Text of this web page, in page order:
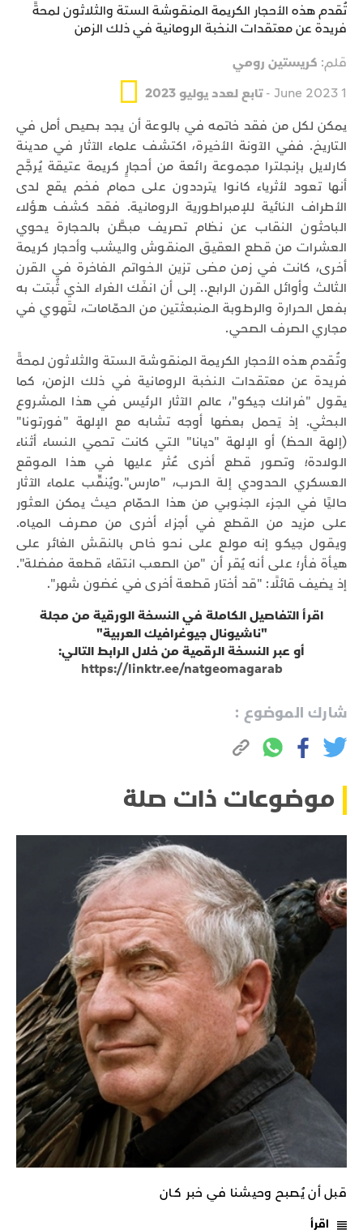
تُقدم هذه الأحجار الكريمة المنقوشة الستة والثلاثون لمحةً
فريدة عن معتقدات النخبة الرومانية في ذلك الزمن
قلم: كريستين رومي
1 June 2023 -
تابع لعدد يوليو 2023
يمكن لكل من فقد خاتمه في بالوعة أن يجد بصيص أمل في
التاريخ. ففي الآونة الأخيرة، اكتشف علماء الآثار في مدينة
كارلايل بإنجلترا مجموعة رائعة من أحجارٍ كريمة عتيقة يُرجَّح
أنها تعود لأثرياء كانوا يترددون على حمام فخم يقع لدى
الأطراف النائية للإمبراطورية الرومانية. فقد كشف هؤلاء
الباحثون النقاب عن نظام تصريف مبطَّن بالحجارة يحوي
العشرات من قطع العقيق المنقوش واليشب وأحجار كريمة
أخرى، كانت في زمن مضى تزين الخواتم الفاخرة في القرن
الثالث وأوائل القرن الرابع.. إلى أن انفَك الغراء الذي ثُبتت به
بفعل الحرارة والرطوبة المنبعثتين من الحمّامات، لتَهوي في
مجاري الصرف الصحي.
وتُقدم هذه الأحجار الكريمة المنقوشة الستة والثلاثون لمحةً
فريدة عن معتقدات النخبة الرومانية في ذلك الزمن، كما
يقول "فرانك جيكو"، عالم الآثار الرئيس في هذا المشروع
البحثي. إذ يَحمل بعضها أوجه تشابه مع الإلهة "فورتونا"
(إلهة الحظ) أو الإلهة "ديانا" التي كانت تحمي النساء أثناء
الولادة؛ وتصور قطع أخرى عُثر عليها في هذا الموقع
العسكري الحدودي إلهَ الحرب، "مارس".ويُنقّب علماء الآثار
حاليًا في الجزء الجنوبي من هذا الحمّام حيث يمكن العثور
على مزيد من القطع في أجزاء أخرى من مصرف المياه.
ويقول جيكو إنه مولع على نحو خاص بالنقش الغائر على
هيأة فأر؛ على أنه يُقر أن "من الصعب انتقاء قطعة مفضلة".
إذ يضيف قائلًا: "قد أختار قطعة أخرى في غضون شهر".
اقرأ التفاصيل الكاملة في النسخة الورقية من مجلة
"ناشيونال جيوغرافيك العربية"
أو عبر النسخة الرقمية من خلال الرابط التالي:
https://linktr.ee/natgeomagarab
شارك الموضوع :
موضوعات ذات صلة
قبل أن يُصبح وحيشنا في خبر كـان
اقرأ